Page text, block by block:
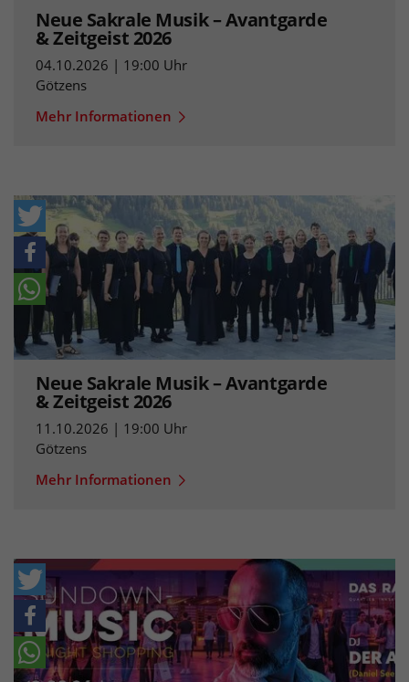
Neue Sakrale Musik – Avantgarde
& Zeitgeist 2026
04.10.2026 | 19:00 Uhr
Götzens
Mehr Informationen
Neue Sakrale Musik – Avantgarde
& Zeitgeist 2026
11.10.2026 | 19:00 Uhr
Götzens
Mehr Informationen